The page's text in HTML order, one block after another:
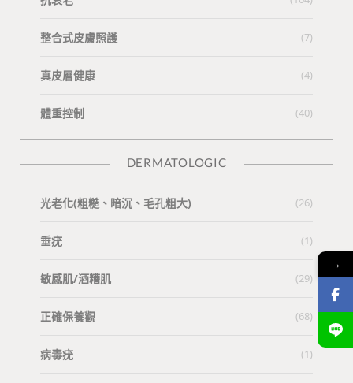
整合式皮膚照護 (7)
真皮層健康 (4)
體重控制 (40)
DERMATOLOGIC
光老化(粗糙、暗沉、毛孔粗大) (26)
垂疣 (1)
敏感肌/酒糟肌 (29)
正確保養觀 (68)
病毒疣 (1)
→